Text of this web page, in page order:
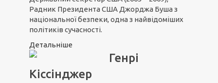
Радник Президента США Джорджа Буша з
національної безпеки, одна з найвідоміших
політиків сучасності.
Детальніше
Генрі
Кіссінджер